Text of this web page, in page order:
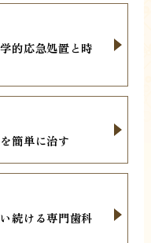
的応急処置と時
簡単に治す
続ける専門歯科